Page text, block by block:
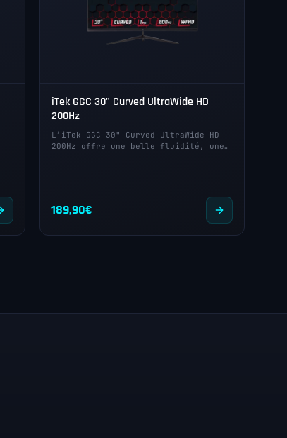
iTek GGC 30" Curved UltraWide HD
200Hz
L’iTek GGC 30" Curved UltraWide HD
200Hz offre une belle fluidité, une…
189,90€